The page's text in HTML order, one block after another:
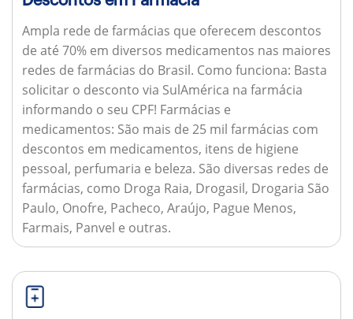
Ampla rede de farmácias que oferecem descontos
de até 70% em diversos medicamentos nas maiores
redes de farmácias do Brasil. Como funciona: Basta
solicitar o desconto via SulAmérica na farmácia
informando o seu CPF! Farmácias e
medicamentos: São mais de 25 mil farmácias com
descontos em medicamentos, itens de higiene
pessoal, perfumaria e beleza. São diversas redes de
farmácias, como Droga Raia, Drogasil, Drogaria São
Paulo, Onofre, Pacheco, Araújo, Pague Menos,
Farmais, Panvel e outras.